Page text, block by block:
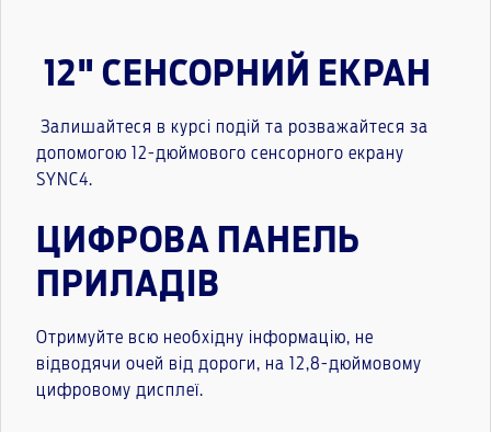
12" СЕНСОРНИЙ ЕКРАН
Залишайтеся в курсі подій та розважайтеся за
допомогою 12-дюймового сенсорного екрану
SYNC4.
ЦИФРОВА ПАНЕЛЬ
ПРИЛАДІВ
Отримуйте всю необхідну інформацію, не
відводячи очей від дороги, на 12,8-дюймовому
цифровому дисплеї.